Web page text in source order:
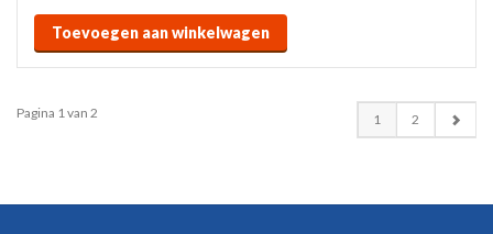
Toevoegen aan winkelwagen
Pagina 1 van 2 1 2